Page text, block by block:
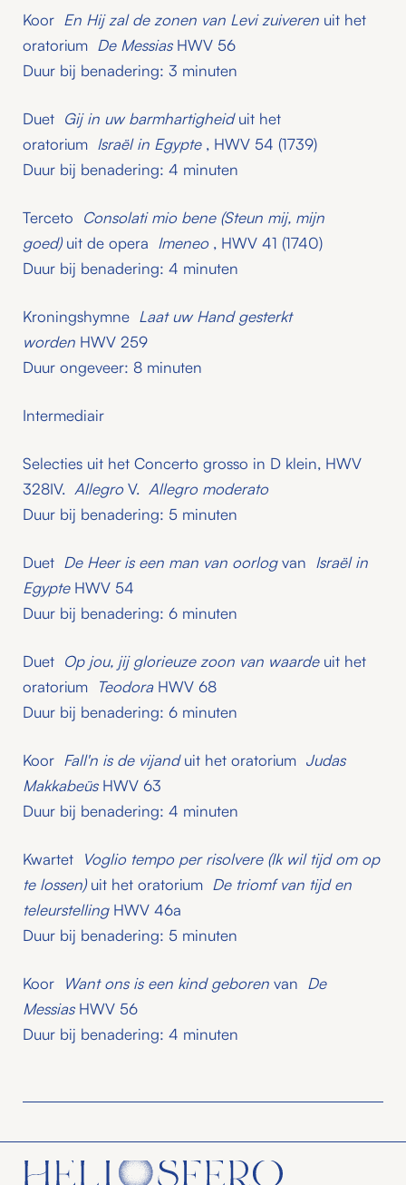
Koor En Hij zal de zonen van Levi zuiveren uit het
oratorium De MessiasHWV 56
Duur bij benadering: 3 minuten
Duet Gij in uw barmhartigheiduit het
oratorium Israël in Egypte, HWV 54 (1739)
Duur bij benadering: 4 minuten
Terceto Consolati mio bene (Steun mij, mijn
goed)uit de opera Imeneo, HWV 41 (1740)
Duur bij benadering: 4 minuten
Kroningshymne Laat uw Hand gesterkt
worden HWV 259
Duur ongeveer: 8 minuten
Intermediair
Selecties uit het Concerto grosso in D klein, HWV
328IV. AllegroV. Allegro moderato
Duur bij benadering: 5 minuten
Duet De Heer is een man van oorlogvan Israël in
EgypteHWV 54
Duur bij benadering: 6 minuten
Duet Op jou, jij glorieuze zoon van waardeuit het
oratorium
TeodoraHWV 68
Duur bij benadering: 6 minuten
Koor Fall'n is de vijanduit het oratorium Judas
MakkabeüsHWV 63
Duur bij benadering: 4 minuten
Kwartet
Voglio tempo per risolvere (Ik wil tijd om op
te lossen)uit het oratorium De triomf van tijd en
teleurstellingHWV 46a
Duur bij benadering: 5 minuten
Koor Want ons is een kind geboren van De
MessiasHWV 56
Duur bij benadering: 4 minuten